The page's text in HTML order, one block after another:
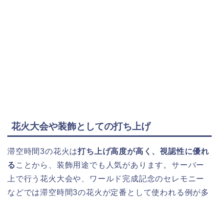
花火大会や装飾としての打ち上げ
滞空時間3の花火は打ち上げ高度が高く、視認性に優れ
る ことから、装飾用途でも人気があります。サーバー
上で行う花火大会や、ワールド完成記念のセレモニー
などでは滞空時間3の花火が定番として使われる例が多